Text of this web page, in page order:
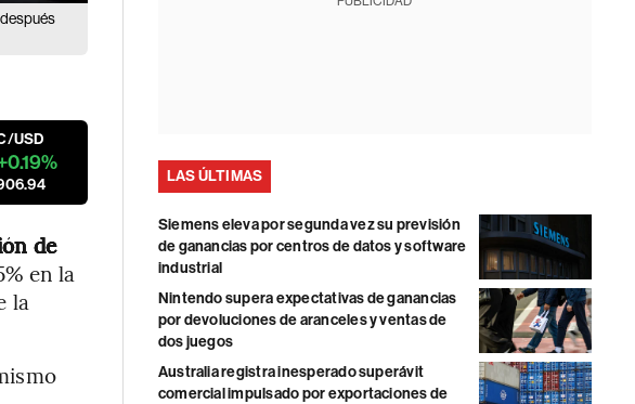
USD
de
en la
la
LAS ÚLTIMAS
Siemens eleva por segunda vez su previsión
de ganancias por centros de datos y software
industrial
Nintendo supera expectativas de ganancias
por devoluciones de aranceles y ventas de
dos juegos
Australia registra inesperado superávit
comercial impulsado por exportaciones de